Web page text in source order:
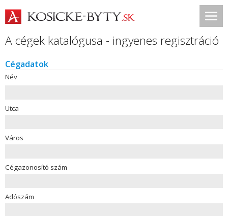
A cégek katalógusa - ingyenes regisztráció
Cégadatok
Név
Utca
Város
Cégazonosító szám
Adószám